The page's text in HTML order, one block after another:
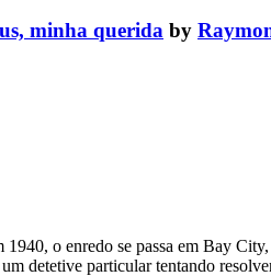
minha querida by
o enredo se passa em Bay
detetive particular tentando